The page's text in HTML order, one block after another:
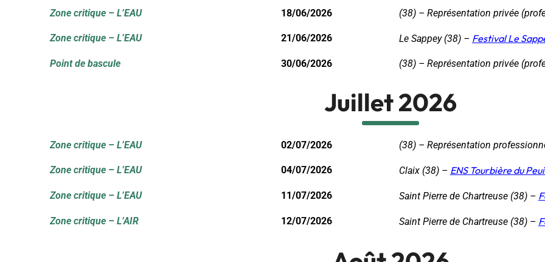
Zone critique – L’EAU 18/06/2026 (38) – Représentation privée
Zone critique – L’EAU 21/06/2026 Le Sappey (38) – Festival Le
Point de bascule 30/06/2026 (38) – Représentation privée
Juillet 2026
Zone critique – L’EAU 02/07/2026 (38) – Représentation
Zone critique – L’EAU 04/07/2026 Claix (38) – ENS Tourbière du
Zone critique – L’EAU 11/07/2026 Saint Pierre de Chartreuse (38) –
Zone critique – L’AIR 12/07/2026 Saint Pierre de Chartreuse (38) –